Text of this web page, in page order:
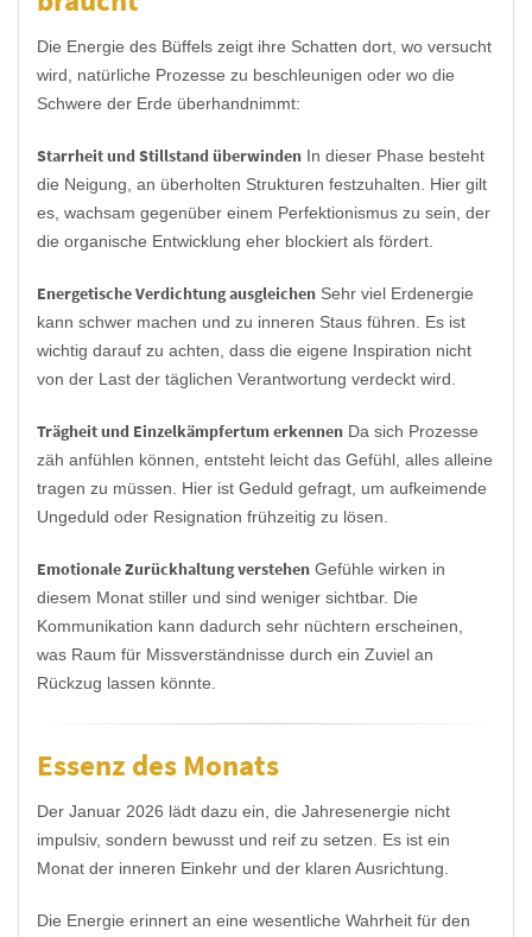
Die Energie des Büffels zeigt ihre Schatten dort, wo versucht
wird, natürliche Prozesse zu beschleunigen oder wo die
Schwere der Erde überhandnimmt:
Starrheit und Stillstand überwinden In dieser Phase besteht
die Neigung, an überholten Strukturen festzuhalten. Hier gilt
es, wachsam gegenüber einem Perfektionismus zu sein, der
die organische Entwicklung eher blockiert als fördert.
Energetische Verdichtung ausgleichen Sehr viel Erdenergie
kann schwer machen und zu inneren Staus führen. Es ist
wichtig darauf zu achten, dass die eigene Inspiration nicht
von der Last der täglichen Verantwortung verdeckt wird.
Trägheit und Einzelkämpfertum erkennen Da sich Prozesse
zäh anfühlen können, entsteht leicht das Gefühl, alles alleine
tragen zu müssen. Hier ist Geduld gefragt, um aufkeimende
Ungeduld oder Resignation frühzeitig zu lösen.
Emotionale Zurückhaltung verstehen Gefühle wirken in
diesem Monat stiller und sind weniger sichtbar. Die
Kommunikation kann dadurch sehr nüchtern erscheinen,
was Raum für Missverständnisse durch ein Zuviel an
Rückzug lassen könnte.
Essenz des Monats
Der Januar 2026 lädt dazu ein, die Jahresenergie nicht
impulsiv, sondern bewusst und reif zu setzen. Es ist ein
Monat der inneren Einkehr und der klaren Ausrichtung.
Die Energie erinnert an eine wesentliche Wahrheit für den